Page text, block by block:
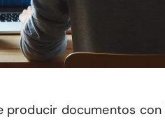
producir documentos